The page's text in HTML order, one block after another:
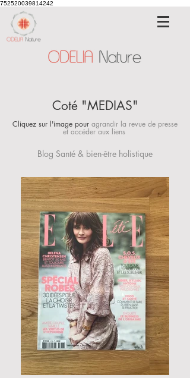
752520039814242
Coté "MEDIAS"
Cliquez sur l'image pour agrandir la revue de presse
et accéder aux liens
Blog Santé & bien-être holistique